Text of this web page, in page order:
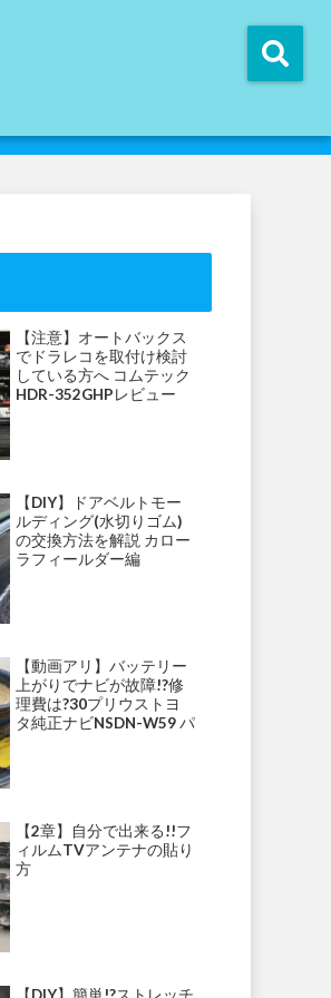
【注意】オートバックス
でドラレコを取付け検討
している方へ コムテック
HDR-352GHPレビュー
【DIY】ドアベルトモー
ルディング(水切りゴム)
の交換方法を解説 カロー
ラフィールダー編
【動画アリ】バッテリー
上がりでナビが故障!?修
理費は?30プリウストヨ
タ純正ナビNSDN-W59 パ
【2章】自分で出来る!!フ
ィルムTVアンテナの貼り
方